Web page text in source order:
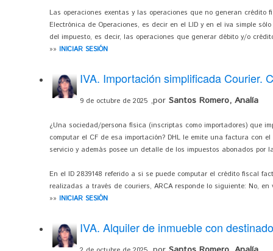
Las operaciones exentas y las operaciones que no generan crédito
Electrónica de Operaciones, es decir en el LID y en el iva simple
del impuesto, es decir, las operaciones que generar débito y/o
»» INICIAR SESIÓN
IVA. Importación simplificada Courier.
9 de octubre de 2025 ,por Santos Romero, Analía
¿Una sociedad/persona física (inscriptas como importadores) que
computar el CF de esa importación? DHL le emite una factura con
servicio y además posee un detalle de los impuestos abonados por
En el ID 2839148 referido a si se puede computar el crédito fiscal
realizadas a través de couriers, ARCA responde lo siguiente: No,
»» INICIAR SESIÓN
IVA. Alquiler de inmueble con